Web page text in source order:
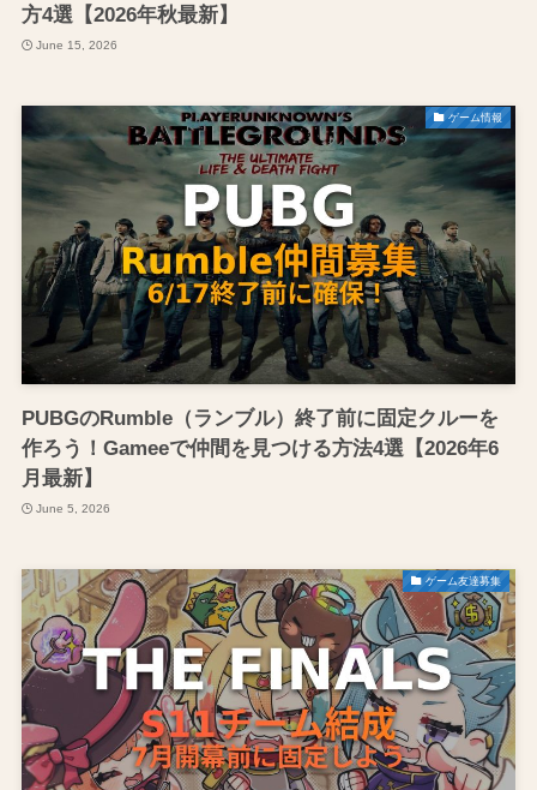
方4選【2026年秋最新】
June 15, 2026
ゲーム情報
PUBGのRumble（ランブル）終了前に固定クルーを
作ろう！Gameeで仲間を見つける方法4選【2026年6
月最新】
June 5, 2026
ゲーム友達募集